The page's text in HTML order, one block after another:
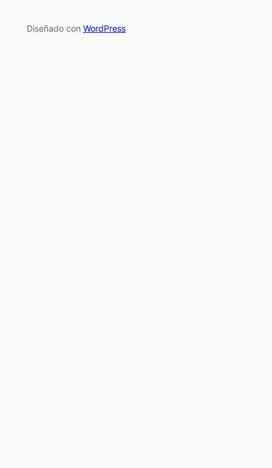
Diseñado con WordPress